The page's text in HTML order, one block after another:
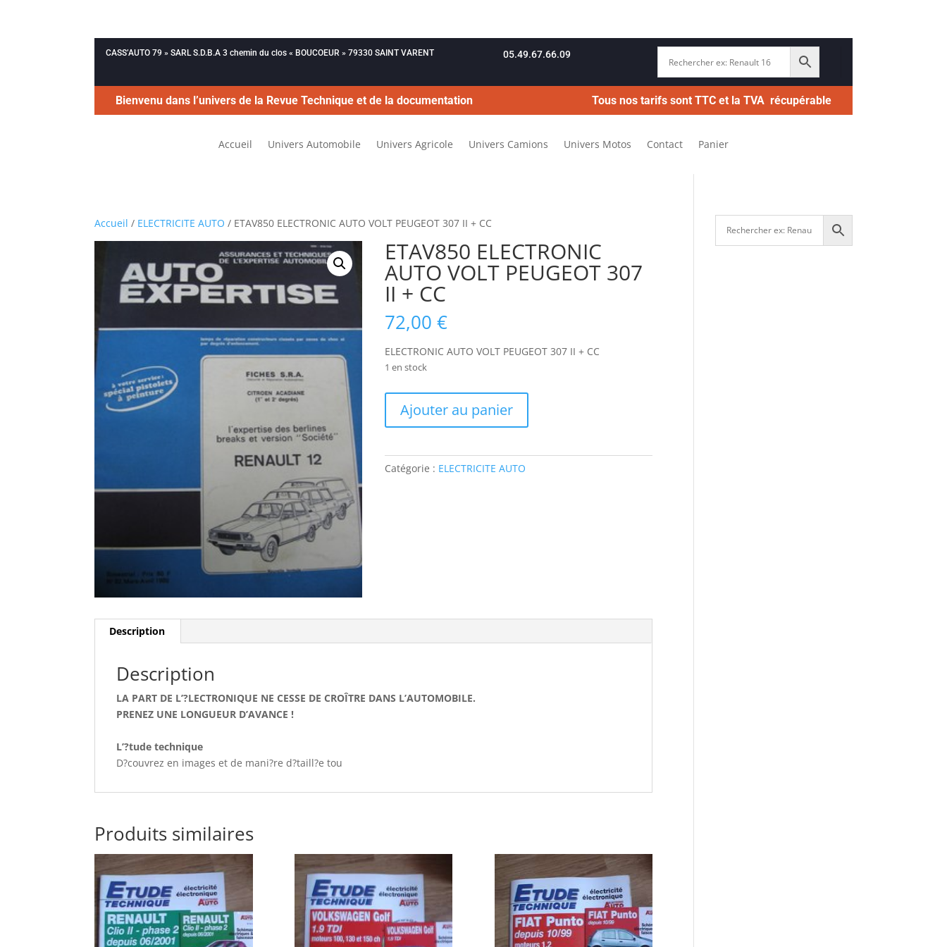
CASS’AUTO 79 » SARL S.D.B.A 3 chemin du clos « BOUCOEUR » 79330 SAINT VARENT 05.49.67.66.09
Bienvenu dans l’univers de la Revue Technique et de la documentation Tous nos tarifs sont TTC et la TVA récupérable
Accueil Univers Automobile Univers Agricole Univers Camions Univers Motos Contact Panier
Accueil / ELECTRICITE AUTO / ETAV850 ELECTRONIC AUTO VOLT PEUGEOT 307 II + CC
ETAV850 ELECTRONIC
AUTO VOLT PEUGEOT 307
II + CC
72,00€
ELECTRONIC AUTO VOLT PEUGEOT 307 II + CC
1 en stock
ETAV850
AUTO
Ajouter au panier
Catégorie : ELECTRICITE AUTO
Description
Description
LA PART DE L’?LECTRONIQUE NE CESSE DE CROÎTRE DANS L’AUTOMOBILE.
PRENEZ UNE LONGUEUR D’AVANCE !
L’?tude technique
D?couvrez en images et de mani?re d?taill?e tou
Produits similaires